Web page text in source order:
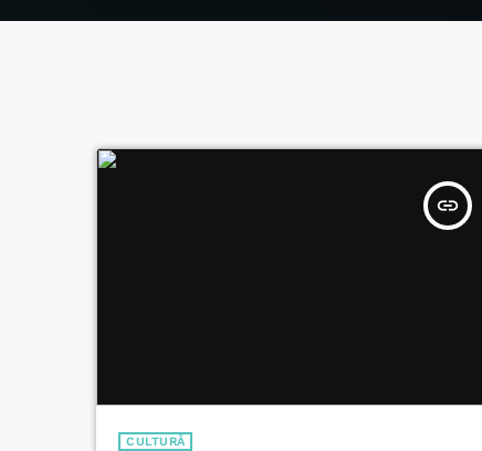
insert_link
CULTURĂ